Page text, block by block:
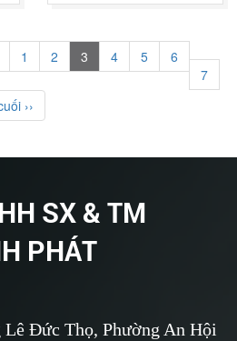
1 2 3 4 5
6
7
››
SX & TM
PHÁT
Đức Thọ, Phường An Hội